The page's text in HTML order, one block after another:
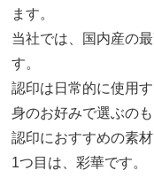
ます。
当社では、国内産の
す。
認印は日常的に使用
身のお好みで選ぶのも
認印におすすめの素
1つ目は、彩華です。